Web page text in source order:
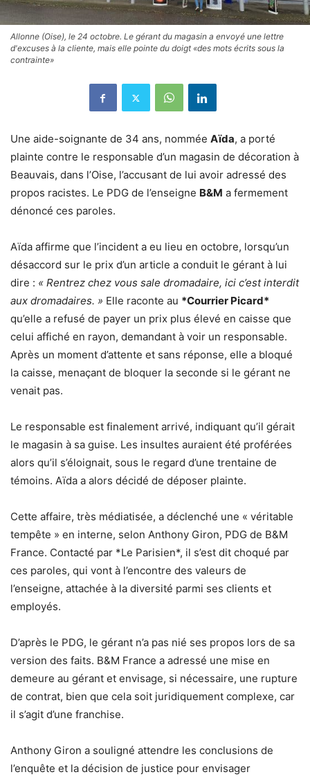
Allonne (Oise), le 24 octobre. Le gérant du magasin a envoyé une lettre
d'excuses à la cliente, mais elle pointe du doigt «des mots écrits sous la
contrainte»
Une aide-soignante de 34 ans, nommée Aïda, a porté
plainte contre le responsable d’un magasin de décoration à
Beauvais, dans l’Oise, l’accusant de lui avoir adressé des
propos racistes. Le PDG de l’enseigne B&M a fermement
dénoncé ces paroles.
Aïda affirme que l’incident a eu lieu en octobre, lorsqu’un
désaccord sur le prix d’un article a conduit le gérant à lui
dire : « Rentrez chez vous sale dromadaire, ici c’est interdit
aux dromadaires. » Elle raconte au *Courrier Picard*
qu’elle a refusé de payer un prix plus élevé en caisse que
celui affiché en rayon, demandant à voir un responsable.
Après un moment d’attente et sans réponse, elle a bloqué
la caisse, menaçant de bloquer la seconde si le gérant ne
venait pas.
Le responsable est finalement arrivé, indiquant qu’il gérait
le magasin à sa guise. Les insultes auraient été proférées
alors qu’il s’éloignait, sous le regard d’une trentaine de
témoins. Aïda a alors décidé de déposer plainte.
Cette affaire, très médiatisée, a déclenché une « véritable
tempête » en interne, selon Anthony Giron, PDG de B&M
France. Contacté par *Le Parisien*, il s’est dit choqué par
ces paroles, qui vont à l’encontre des valeurs de
l’enseigne, attachée à la diversité parmi ses clients et
employés.
D’après le PDG, le gérant n’a pas nié ses propos lors de sa
version des faits. B&M France a adressé une mise en
demeure au gérant et envisage, si nécessaire, une rupture
de contrat, bien que cela soit juridiquement complexe, car
il s’agit d’une franchise.
Anthony Giron a souligné attendre les conclusions de
l’enquête et la décision de justice pour envisager